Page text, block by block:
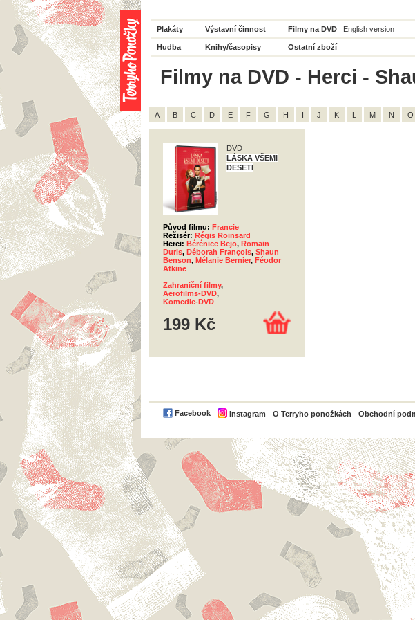
Plakáty Výstavní činnost Filmy na DVD English version
Hudba Knihy/časopisy Ostatní zboží
Filmy na DVD - Herci -
A B C D E F G H I J K L M N O
DVD
LÁSKA VŠEMI
DESETI
Původ filmu: Francie
Režisér: Régis Roinsard
Herci: Bérénice Bejo, Romain
Duris, Déborah François, Shaun
Benson, Mélanie Bernier, Féodor
Atkine
Zahraniční filmy,
Aerofilms-DVD,
Komedie-DVD
199 Kč
Facebook Instagram O Terryho ponožkách Obchodní
PayPal